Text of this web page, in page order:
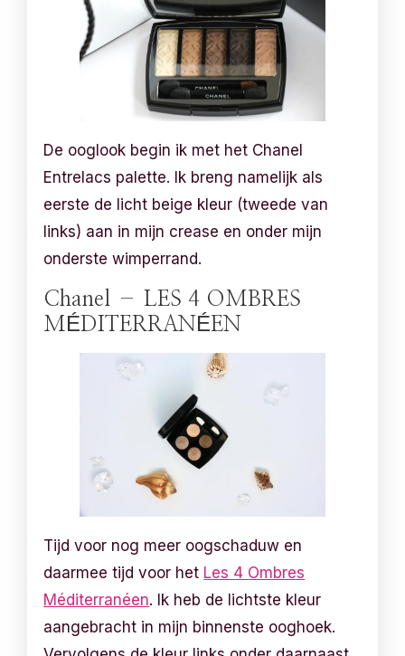
De ooglook begin ik met het Chanel
Entrelacs palette. Ik breng namelijk als
eerste de licht beige kleur (tweede van
links) aan in mijn crease en onder mijn
onderste wimperrand.
Chanel – LES 4 OMBRES
MÉDITERRANÉEN
Tijd voor nog meer oogschaduw en
daarmee tijd voor het Les 4 Ombres
Méditerranéen. Ik heb de lichtste kleur
aangebracht in mijn binnenste ooghoek.